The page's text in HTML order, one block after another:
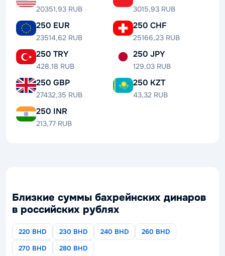
20351,93 RUB 3015,93 RUB
250 EUR
23514,62 RUB
250 CHF
25166,23 RUB
250 TRY
428,18 RUB
250 JPY
129,03 RUB
250 GBP
27432,35 RUB
250 KZT
43,32 RUB
250 INR
213,77 RUB
Близкие суммы бахрейнских динаров
в российских рублях
220 BHD 230 BHD 240 BHD
260 BHD
270 BHD
280 BHD